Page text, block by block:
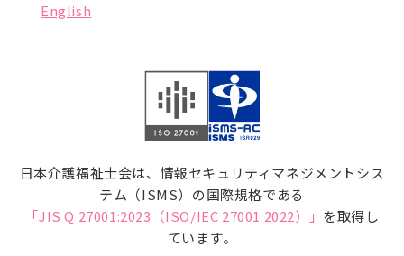
English
日本介護福祉士会は、情報セキュリティマネジメントシス
テム（ISMS）の国際規格である
「JIS Q 27001:2023（ISO/IEC 27001:2022）」 を取得し
ています。